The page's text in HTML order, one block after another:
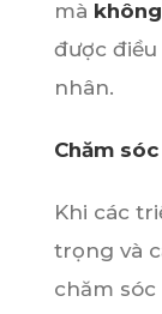
mà
được
nhân.
Chăm
Khi các
trọng và
chăm